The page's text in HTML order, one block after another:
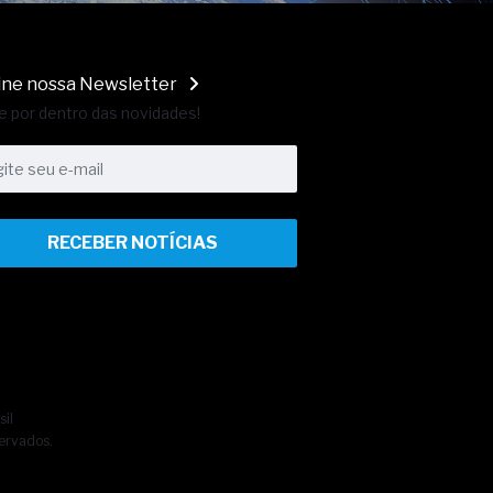
nossa Newsletter
por dentro das novidades!
RECEBER NOTÍCIAS